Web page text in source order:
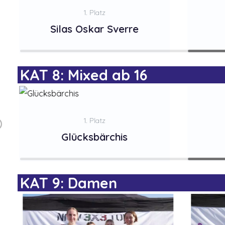
1. Platz
Silas Oskar Sverre
KAT 8: Mixed ab 16
1. Platz
Glücksbärchis
KAT 9: Damen